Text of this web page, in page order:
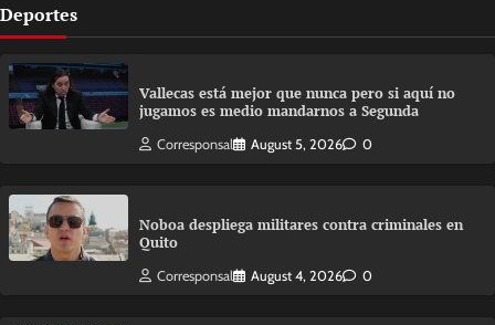
Deportes
Vallecas está mejor que nunca pero si aquí no
jugamos es medio mandarnos a Segunda
Corresponsal August 5, 2026 0
Noboa despliega militares contra criminales en
Quito
Corresponsal August 4, 2026 0